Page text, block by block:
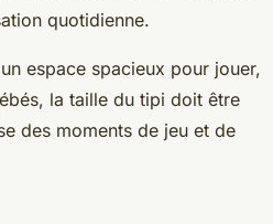
quotidienne.
espace spacieux pour jouer,
la taille du tipi doit être
des moments de jeu et de